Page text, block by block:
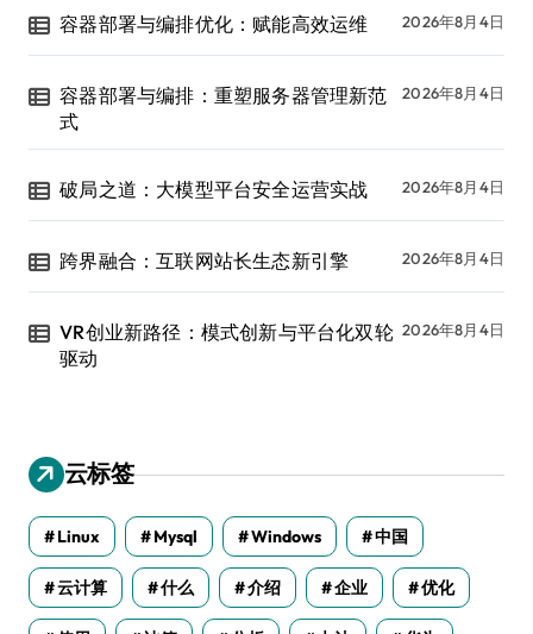
容器部署与编排优化：赋能高效运维 2026年8月4日
容器部署与编排：重塑服务器管理新范
式
2026年8月4日
破局之道：大模型平台安全运营实战 2026年8月4日
跨界融合：互联网站长生态新引擎 2026年8月4日
VR创业新路径：模式创新与平台化双轮
驱动
2026年8月4日
云标签
Linux Mysql Windows 中国
云计算 什么 介绍 企业 优化